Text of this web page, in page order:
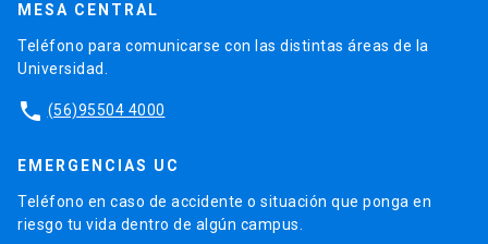
MESA CENTRAL
Teléfono para comunicarse con las distintas áreas de la
Universidad.
phone (56)95504 4000
EMERGENCIAS UC
Teléfono en caso de accidente o situación que ponga en
riesgo tu vida dentro de algún campus.